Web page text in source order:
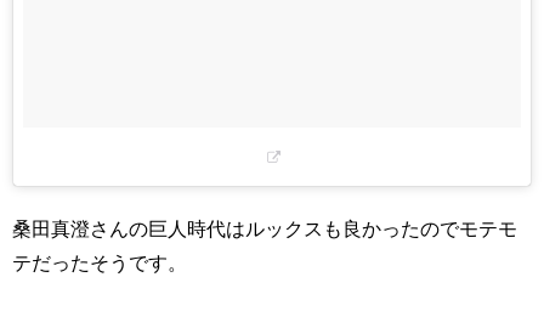
桑田真澄さんの巨人時代はルックスも良かったのでモテモ
テだったそうです。